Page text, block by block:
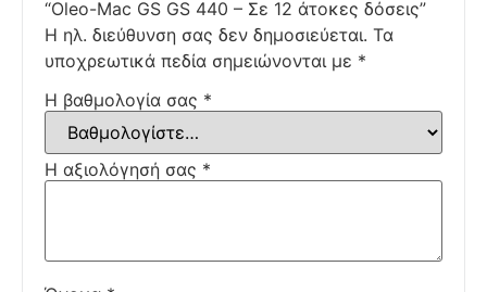
“Oleo-Mac GS GS 440 – Σε 12 άτοκες δόσεις”
Η ηλ. διεύθυνση σας δεν δημοσιεύεται. Τα
υποχρεωτικά πεδία σημειώνονται με *
Η βαθμολογία σας *
Η αξιολόγησή σας *